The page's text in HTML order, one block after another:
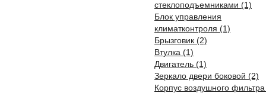
стеклоподъемниками (1)
Блок управления
климатконтроля (1)
Брызговик (2)
Втулка (1)
Двигатель (1)
Зеркало двери боковой (2)
Корпус воздушного